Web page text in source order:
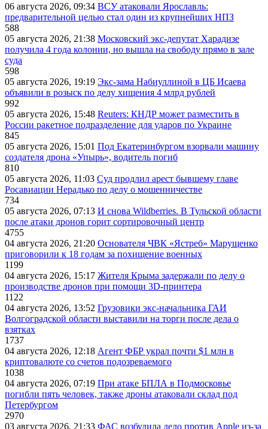
06 августа 2026, 09:34 ВСУ атаковали Ярославль:
предварительной целью стал один из крупнейших НПЗ
588
05 августа 2026, 21:38 Московский экс-депутат Харадизе
получила 4 года колонии, но вышла на свободу прямо в зале
суда
598
05 августа 2026, 19:19 Экс-зама Набиуллиной в ЦБ Исаева
объявили в розыск по делу хищения 4 млрд рублей
992
05 августа 2026, 15:48 Reuters: КНДР может разместить в
России ракетное подразделение для ударов по Украине
845
05 августа 2026, 15:01 Под Екатеринбургом взорвали машину
создателя дрона «Упырь», водитель погиб
810
05 августа 2026, 11:03 Суд продлил арест бывшему главе
Росавиации Нерадько по делу о мошенничестве
734
05 августа 2026, 07:13 И снова Wildberries. В Тульской области
после атаки дронов горит сортировочный центр
4755
04 августа 2026, 21:20 Основателя ЧВК «Ястреб» Марущенко
приговорили к 18 годам за похищение военных
1199
04 августа 2026, 15:17 Жителя Крыма задержали по делу о
производстве дронов при помощи 3D‑принтера
1122
04 августа 2026, 13:52 Грузовики экс-начальника ГАИ
Волгоградской области выставили на торги после дела о
взятках
1737
04 августа 2026, 12:18 Агент ФБР украл почти $1 млн в
криптовалюте со счетов подозреваемого
1038
04 августа 2026, 07:19 При атаке БПЛА в Подмосковье
погибли пять человек, также дроны атаковали склад под
Петербургом
2970
03 августа 2026, 21:33 ФАС возбудила дело против Apple из-за